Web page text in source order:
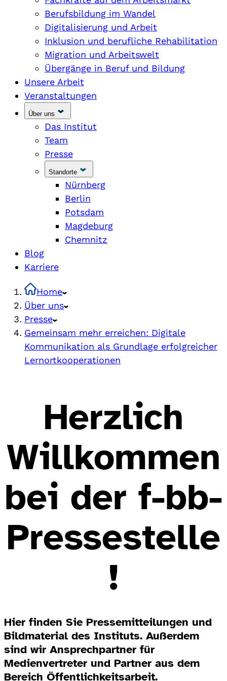
Berufsbildung im Wandel
Digitalisierung und Arbeit
Inklusion und berufliche Rehabilitation
Migration und Arbeitswelt
Übergänge in Beruf und Bildung
Unsere Arbeit
Veranstaltungen
Über uns
Das Institut
Team
Presse
Standorte
Nürnberg
Berlin
Potsdam
Magdeburg
Chemnitz
Blog
Karriere
Home
Über uns
Presse
Gemeinsam mehr erreichen: Digitale
Kommunikation als Grundlage erfolgreicher
Lernortkooperationen
Herzlich
Willkommen
bei der f-bb-
Pressestelle
!
Hier finden Sie Pressemitteilungen und
Bildmaterial des Instituts. Außerdem
sind wir Ansprechpartner für
Medienvertreter und Partner aus dem
Bereich Öffentlichkeitsarbeit.